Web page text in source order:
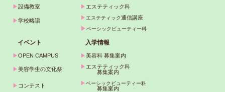
▶設備教室 ▶ エステティック科
▶学校略譜 ▶ エステティック通信講座
▶ベーシックビューティー科
イベント 入学情報
▶OPEN CAMPUS ▶美容科 募集案内
▶美容学生の文化祭 ▶ エステティック科
募集案内
▶ コンテスト ▶ベーシックビューティー科
募集案内